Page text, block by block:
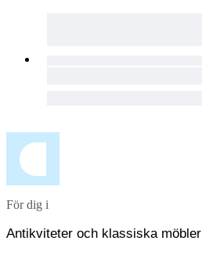
För dig i
Antikviteter och klassiska möbler